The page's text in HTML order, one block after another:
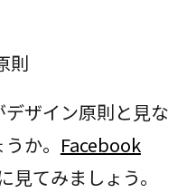
ザイン原則と見な
か。 Facebook
見てみましょう。